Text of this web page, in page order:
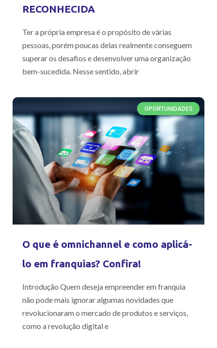
RECONHECIDA
Ter a própria empresa é o propósito de várias
pessoas, porém poucas delas realmente conseguem
superar os desafios e desenvolver uma organização
bem-sucedida. Nesse sentido, abrir
OPORTUNIDADES
O que é omnichannel e como aplicá-
lo em franquias? Confira!
Introdução Quem deseja empreender em franquia
não pode mais ignorar algumas novidades que
revolucionaram o mercado de produtos e serviços,
como a revolução digital e